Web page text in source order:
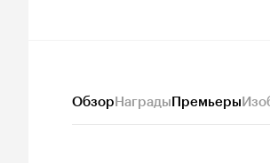
ОбзорНаградыПремьеры